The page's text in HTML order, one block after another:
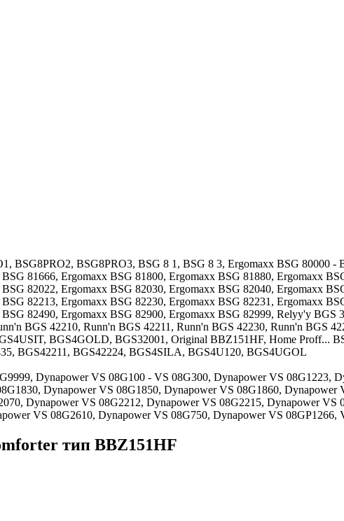
BSG8PRO2, BSG8PRO3, BSG 8 1, BSG 8 3, Ergomaxx BSG 80000 -
81666, Ergomaxx BSG 81800, Ergomaxx BSG 81880, Ergomaxx
82022, Ergomaxx BSG 82030, Ergomaxx BSG 82040, Ergomaxx
82213, Ergomaxx BSG 82230, Ergomaxx BSG 82231, Ergomaxx
82490, Ergomaxx BSG 82900, Ergomaxx BSG 82999, Relyy'y
BGS 42210, Runn'n BGS 42211, Runn'n BGS 42230, Runn'n BGS
BGS4GOLD, BGS32001, Original BBZ151HF, Home Proff...
BGS42211, BGS42224, BGS4SILA, BGS4U120, BGS4UGOL
Dynapower VS 08G100 - VS 08G300, Dynapower VS 08G1223,
Dynapower VS 08G1850, Dynapower VS 08G1860,
Dynapower VS 08G2212, Dynapower VS 08G2215, Dynapower
VS 08G2610, Dynapower VS 08G750, Dynapower VS
тип BBZ151HF